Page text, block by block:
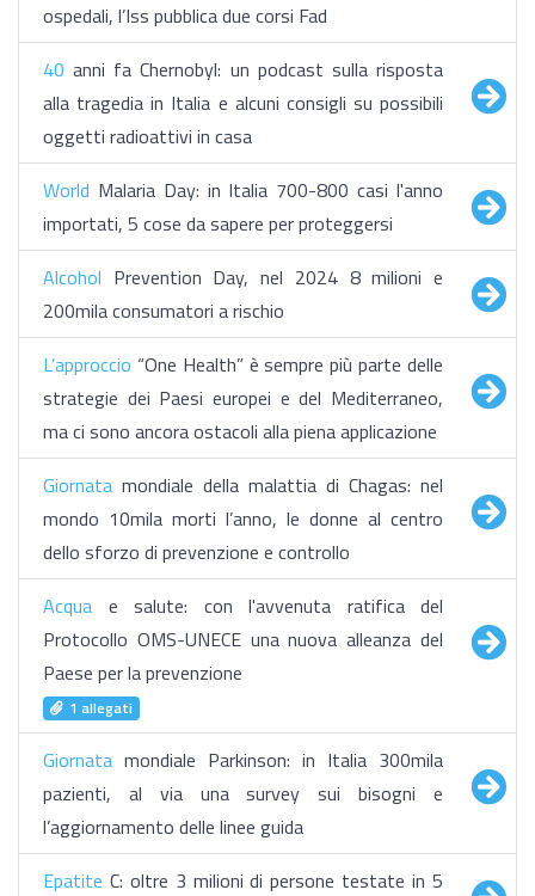
ospedali, l’Iss pubblica due corsi Fad
40 anni fa Chernobyl: un podcast sulla risposta
alla tragedia in Italia e alcuni consigli su possibili
oggetti radioattivi in casa
World Malaria Day: in Italia 700-800 casi l'anno
importati, 5 cose da sapere per proteggersi
Alcohol Prevention Day, nel 2024 8 milioni e
200mila consumatori a rischio
L’approccio “One Health” è sempre più parte delle
strategie dei Paesi europei e del Mediterraneo,
ma ci sono ancora ostacoli alla piena applicazione
Giornata mondiale della malattia di Chagas: nel
mondo 10mila morti l’anno, le donne al centro
dello sforzo di prevenzione e controllo
Acqua e salute: con l'avvenuta ratifica del
Protocollo OMS-UNECE una nuova alleanza del
Paese per la prevenzione
1 allegati
Giornata mondiale Parkinson: in Italia 300mila
pazienti, al via una survey sui bisogni e
l’aggiornamento delle linee guida
Epatite C: oltre 3 milioni di persone testate in 5